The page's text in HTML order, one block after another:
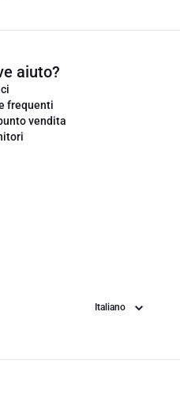
aiuto?
frequenti
vendita
Lingua